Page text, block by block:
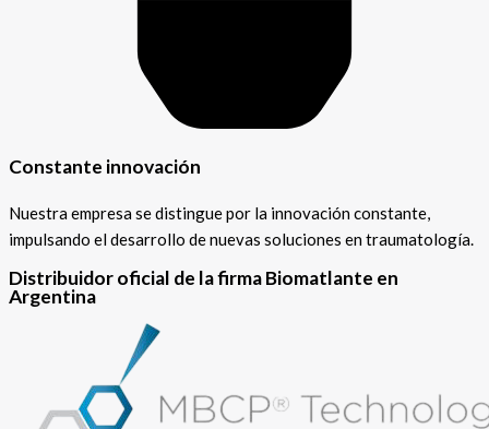
Constante innovación
Nuestra empresa se distingue por la innovación constante,
impulsando el desarrollo de nuevas soluciones en traumatología.
Distribuidor oficial de la firma Biomatlante en
Argentina